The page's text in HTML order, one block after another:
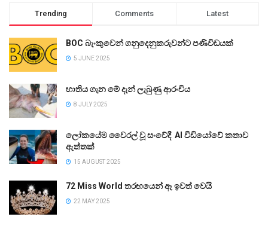
Trending Comments Latest
BOC බැංකුවෙන් ගනුදෙනුකරුවන්ට පණිවිඩයක්
5 JUNE 2025
භාතිය ගැන මේ දැන් ලැබුණු ආරංචිය
8 JULY 2025
ලෝකයේම වෛරල් වූ සංවේදී AI වීඩියෝවේ කතාව
ඇත්තක්
15 AUGUST 2025
72 Miss World තරඟයෙන් ඈ ඉවත් වෙයි
22 MAY 2025